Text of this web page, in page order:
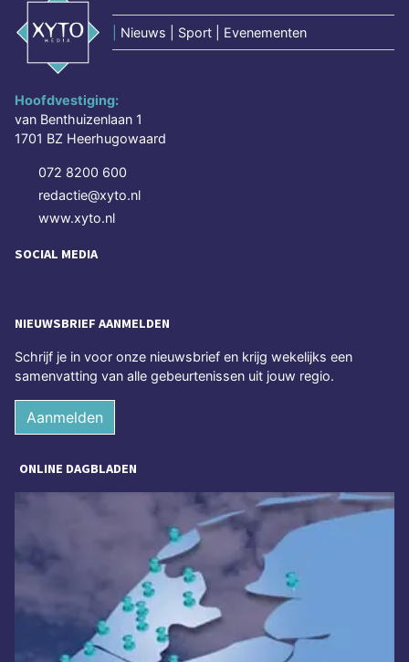
Nieuws | Sport | Evenementen
Hoofdvestiging:
van Benthuizenlaan 1
1701 BZ Heerhugowaard
072 8200 600
redactie@xyto.nl
www.xyto.nl
SOCIAL MEDIA
NIEUWSBRIEF AANMELDEN
Schrijf je in voor onze nieuwsbrief en krijg wekelijks een
samenvatting van alle gebeurtenissen uit jouw regio.
Aanmelden
ONLINE DAGBLADEN